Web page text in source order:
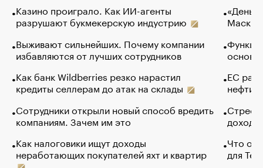
Казино проиграло. Как ИИ-агенты
разрушают букмекерскую индустрию
Выживают сильнейших. Почему компании
избавляются от лучших сотрудников
Как банк Wildberries резко нарастил
кредиты селлерам до атак на склады
Сотрудники открыли новый способ вредить
компаниям. Зачем им это
Как налоговики ищут доходы
неработающих покупателей яхт и квартир
Маск в
основ
ЕС
нефти
Что
для